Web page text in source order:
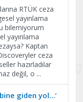
RTÜK ceza
yayınlama
bilemiyorum
yayınlama
Kaptan
ceza
hazırladılar
değil, o ...
giden yol...’